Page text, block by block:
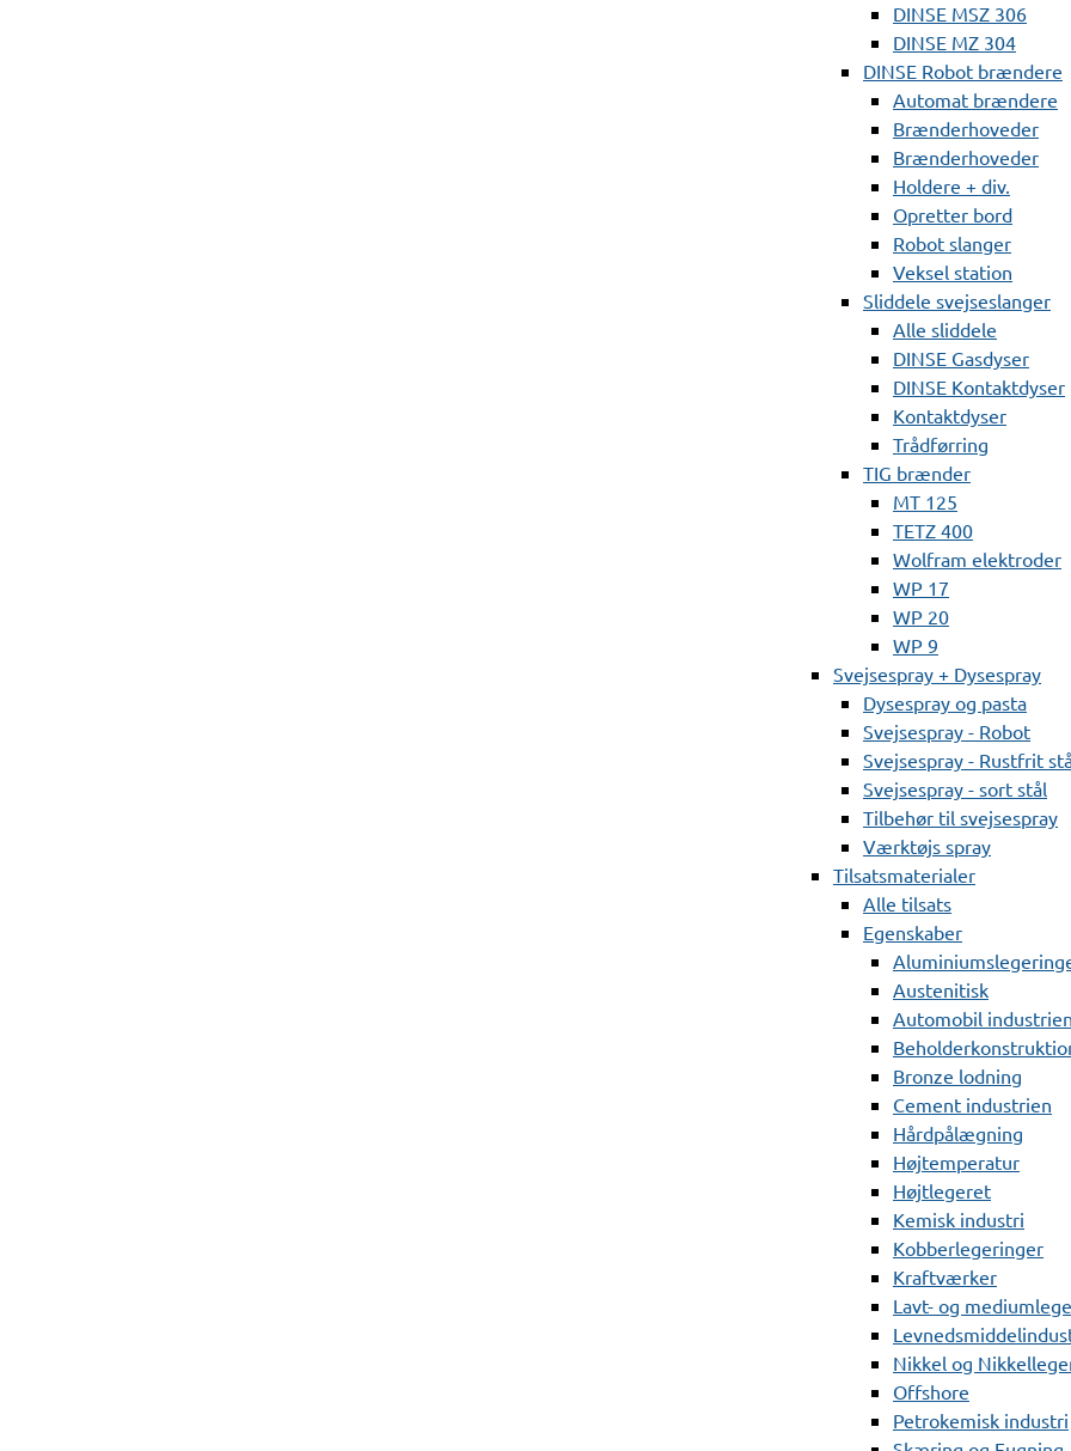
DINSE MSZ 306
DINSE MZ 304
DINSE Robot brændere
Automat brændere
Brænderhoveder
Brænderhoveder
Holdere + div.
Opretter bord
Robot slanger
Veksel station
Sliddele svejseslanger
Alle sliddele
DINSE Gasdyser
DINSE Kontaktdyser
Kontaktdyser
Trådførring
TIG brænder
MT 125
TETZ 400
Wolfram elektroder
WP 17
WP 20
WP 9
Svejsespray + Dysespray
Dysespray og pasta
Svejsespray - Robot
Svejsespray - Rustfrit
Svejsespray - sort stål
Tilbehør til svejsespray
Værktøjs spray
Tilsatsmaterialer
Alle tilsats
Egenskaber
Austenitisk
Automobil industrien
Bronze lodning
Cement industrien
Hårdpålægning
Højtemperatur
Højtlegeret
Kemisk industri
Kobberlegeringer
Kraftværker
Lavt- og
Nikkel og
Offshore
Petrokemisk industri